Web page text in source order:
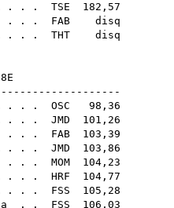
. . . TSE 182,57
. . . FAB disq
. . . THT disq
. . . OSC 98,36
. . . JMD 101,26
. . . FAB 103,39
. . . JMD 103,86
. . . MOM 104,23
. . . HRF 104,77
. . . FSS 105,28
. . FSS 106,03